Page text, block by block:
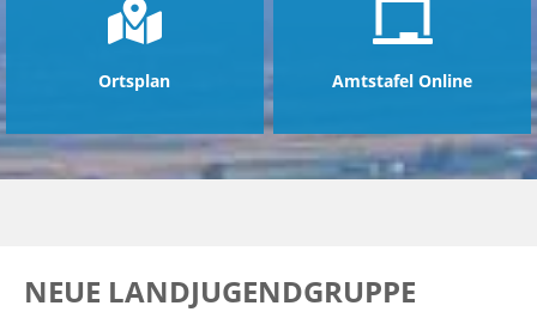
Ortsplan Amtstafel Online
NEUE LANDJUGENDGRUPPE